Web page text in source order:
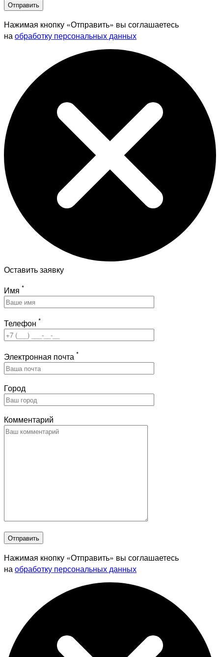
Отправить
Нажимая кнопку «Отправить» вы соглашаетесь
наобработку персональных данных
Оставить заявку
Имя *
Телефон *
Электронная почта *
Город
Комментарий
Отправить
Нажимая кнопку «Отправить» вы соглашаетесь
наобработку персональных данных